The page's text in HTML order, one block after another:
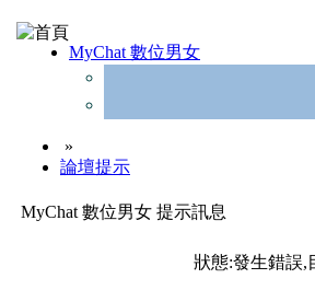
MyChat 數位男女
»
論壇提示
MyChat 數位男女 提示訊息
狀態:發生錯誤,